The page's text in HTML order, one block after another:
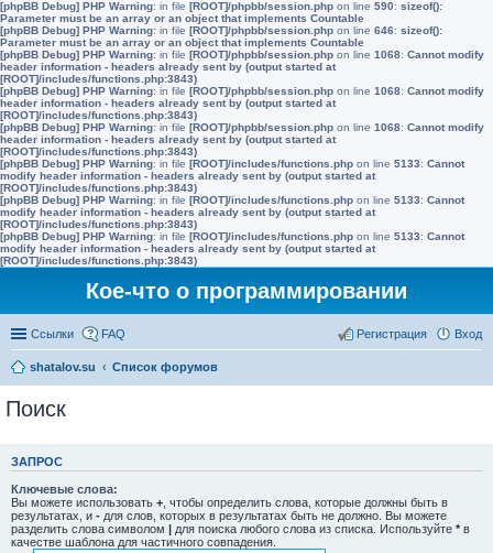
[phpBB Debug] PHP Warning: in file [ROOT]/phpbb/session.php on line 590: sizeof():
Parameter must be an array or an object that implements Countable
[phpBB Debug] PHP Warning: in file [ROOT]/phpbb/session.php on line 646: sizeof():
Parameter must be an array or an object that implements Countable
[phpBB Debug] PHP Warning: in file [ROOT]/phpbb/session.php on line 1068: Cannot modify
header information - headers already sent by (output started at
[ROOT]/includes/functions.php:3843)
[phpBB Debug] PHP Warning: in file [ROOT]/phpbb/session.php on line 1068: Cannot modify
header information - headers already sent by (output started at
[ROOT]/includes/functions.php:3843)
[phpBB Debug] PHP Warning: in file [ROOT]/phpbb/session.php on line 1068: Cannot modify
header information - headers already sent by (output started at
[ROOT]/includes/functions.php:3843)
[phpBB Debug] PHP Warning: in file [ROOT]/includes/functions.php on line 5133: Cannot
modify header information - headers already sent by (output started at
[ROOT]/includes/functions.php:3843)
[phpBB Debug] PHP Warning: in file [ROOT]/includes/functions.php on line 5133: Cannot
modify header information - headers already sent by (output started at
[ROOT]/includes/functions.php:3843)
[phpBB Debug] PHP Warning: in file [ROOT]/includes/functions.php on line 5133: Cannot
modify header information - headers already sent by (output started at
[ROOT]/includes/functions.php:3843)
Кое-что о программировании
Ссылки FAQ Вход
Регистрация
shatalov.su Список форумов
Поиск
ЗАПРОС
Ключевые слова:
Вы можете использовать + , чтобы определить слова, которые должны быть в
результатах, и - для слов, которых в результатах быть не должно. Вы можете
разделить слова символом | для поиска любого слова из списка. Используйте * в
качестве шаблона для частичного совпадения.